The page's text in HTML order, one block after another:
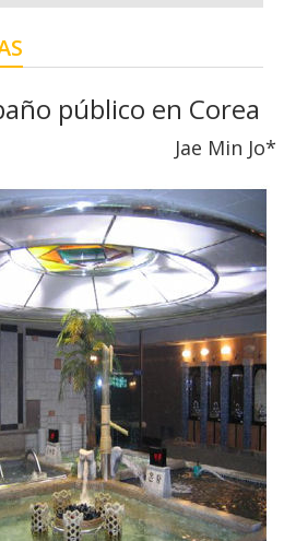
público en Corea
Jae Min Jo*